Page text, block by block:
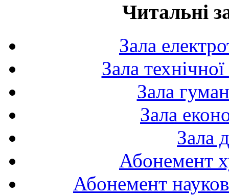
Читальні
Зала
Зала
Зала
Зала
Зала
Абонемент
Абонемент